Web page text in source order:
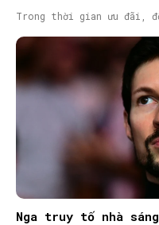
Trong thời gian ưu đãi,
Nga truy tố nhà